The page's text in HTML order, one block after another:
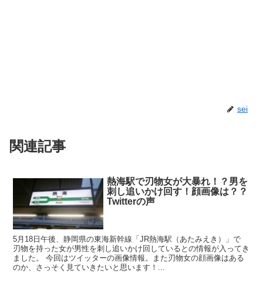
sei
関連記事
熱海駅で刃物女が大暴れ！？男を
刺し追いかけ回す！顔画像は？？
Twitterの声
5月18日午後、静岡県の東海新幹線「JR熱海駅（あたみえき）」で
刃物を持った女が男性を刺し追いかけ回しているとの情報が入ってき
ました。 今回はツイッターの画像情報。また刃物女の顔画像はある
のか、さっそく見ていきたいと思います！...